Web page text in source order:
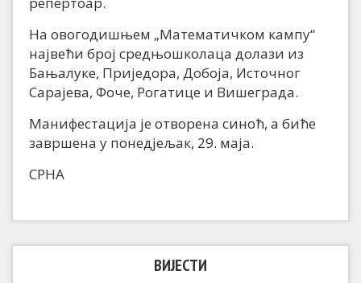
На овогодишњем „Математичком кампу“
највећи број средњошколаца долази из
Бањалуке, Приједора, Добоја, Источног
Сарајева, Фоче, Рогатице и Вишеграда.
Манифестација је отворена синоћ, а биће
завршена у понедјељак, 29. маја.
СРНА
ВИЈЕСТИ